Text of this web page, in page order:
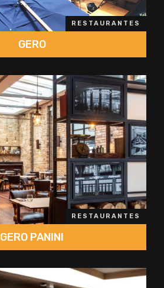
RESTAURANTES
GERO
RESTAURANTES
GERO PANINI